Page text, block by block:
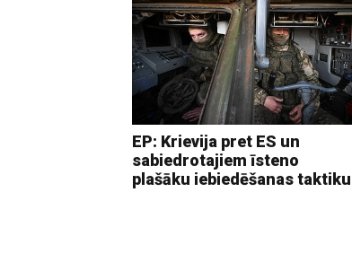
EP: Krievija pret ES un
sabiedrotajiem īsteno
plašāku iebiedēšanas taktiku